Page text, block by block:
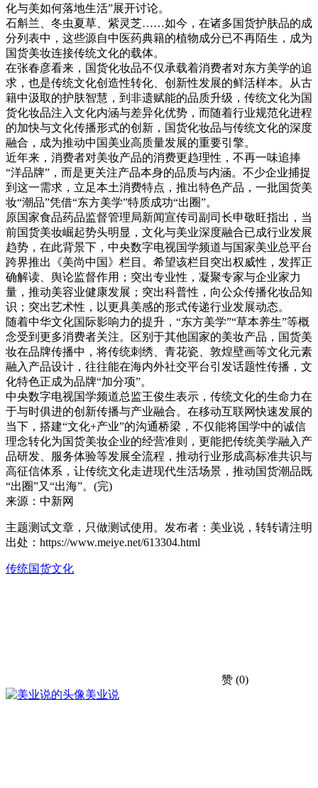
化与美如何落地生活”展开讨论。
石斛兰、冬虫夏草、紫灵芝……如今，在诸多国货护肤品的成
分列表中，这些源自中医药典籍的植物成分已不再陌生，成为
国货美妆连接传统文化的载体。
在张春彦看来，国货化妆品不仅承载着消费者对东方美学的追
求，也是传统文化创造性转化、创新性发展的鲜活样本。从古
籍中汲取的护肤智慧，到非遗赋能的品质升级，传统文化为国
货化妆品注入文化内涵与差异化优势，而随着行业规范化进程
的加快与文化传播形式的创新，国货化妆品与传统文化的深度
融合，成为推动中国美业高质量发展的重要引擎。
近年来，消费者对美妆产品的消费更趋理性，不再一味追捧
“洋品牌”，而是更关注产品本身的品质与内涵。不少企业捕捉
到这一需求，立足本土消费特点，推出特色产品，一批国货美
妆“潮品”凭借“东方美学”特质成功“出圈”。
原国家食品药品监督管理局新闻宣传司副司长申敬旺指出，当
前国货美妆崛起势头明显，文化与美业深度融合已成行业发展
趋势，在此背景下，中央数字电视国学频道与国家美业总平台
跨界推出《美尚中国》栏目。希望该栏目突出权威性，发挥正
确解读、舆论监督作用；突出专业性，凝聚专家与企业家力
量，推动美容业健康发展；突出科普性，向公众传播化妆品知
识；突出艺术性，以更具美感的形式传递行业发展动态。
随着中华文化国际影响力的提升，“东方美学”“草本养生”等概
念受到更多消费者关注。区别于其他国家的美妆产品，国货美
妆在品牌传播中，将传统刺绣、青花瓷、敦煌壁画等文化元素
融入产品设计，往往能在海内外社交平台引发话题性传播，文
化特色正成为品牌“加分项”。
中央数字电视国学频道总监王俊生表示，传统文化的生命力在
于与时俱进的创新传播与产业融合。在移动互联网快速发展的
当下，搭建“文化+产业”的沟通桥梁，不仅能将国学中的诚信
理念转化为国货美妆企业的经营准则，更能把传统美学融入产
品研发、服务体验等发展全流程，推动行业形成高标准共识与
高征信体系，让传统文化走进现代生活场景，推动国货潮品既
“出圈”又“出海”。(完)
来源： 中新网
主题测试文章，只做测试使用。发布者：美业说，转转请注明
出处： https://www.meiye.net/613304.html
传统国货文化
赞 (0)
美业说